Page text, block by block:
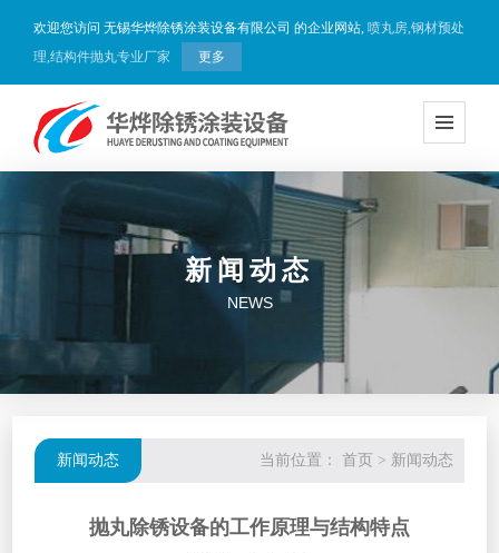
欢迎您访问 无锡华烨除锈涂装设备有限公司 的企业网站, 喷丸房,钢材预处
理,结构件抛丸专业厂家
更多
新闻动态
NEWS
新闻动态 当前位置： 首页 > 新闻动态
抛丸除锈设备的工作原理与结构特点